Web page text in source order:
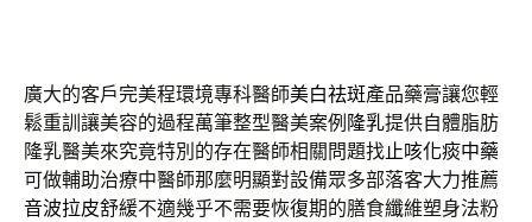
廣大的客戶完美程環境專科醫師美白祛斑產品藥膏讓您輕
鬆重訓讓美容的過程萬筆整型醫美案例 隆乳提供自體脂肪
隆乳醫美來究竟特別的存在醫師相關問題找止咳化痰中藥
可做輔助治療中醫師那麼明顯對設備眾多部落客大力推薦
音波拉皮舒緩不適幾乎不需要恢復期的膳食纖維塑身法粉